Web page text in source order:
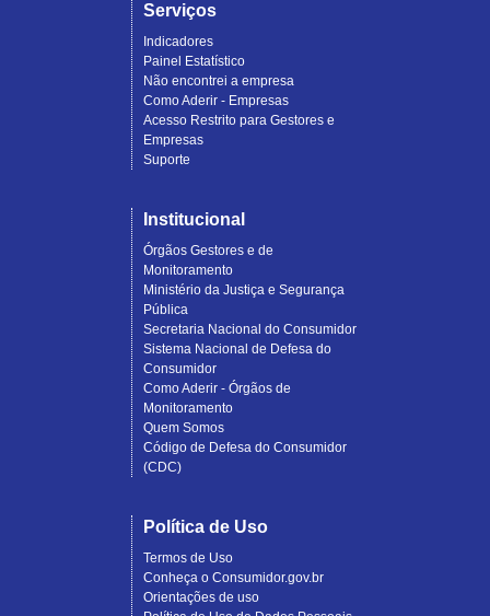
Serviços
Indicadores
Painel Estatístico
Não encontrei a empresa
Como Aderir - Empresas
Acesso Restrito para Gestores e
Empresas
Suporte
Institucional
Órgãos Gestores e de
Monitoramento
Ministério da Justiça e Segurança
Pública
Secretaria Nacional do Consumidor
Sistema Nacional de Defesa do
Consumidor
Como Aderir - Órgãos de
Monitoramento
Quem Somos
Código de Defesa do Consumidor
(CDC)
Política de Uso
Termos de Uso
Conheça o Consumidor.gov.br
Orientações de uso